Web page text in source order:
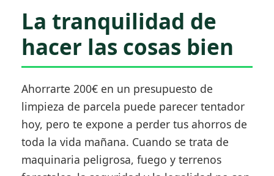
La tranquilidad de
hacer las cosas bien
Ahorrarte 200€ en un presupuesto de
limpieza de parcela puede parecer tentador
hoy, pero te expone a perder tus ahorros de
toda la vida mañana. Cuando se trata de
maquinaria peligrosa, fuego y terrenos